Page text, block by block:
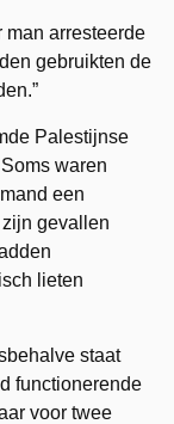
arresteerde
gebruikten de
Palestijnse
waren
een
gevallen
lieten
staat
functionerende
voor twee